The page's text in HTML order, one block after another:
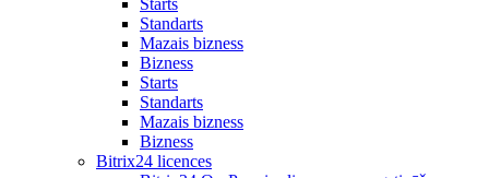
Standarts
Mazais bizness
Bizness
Starts
Standarts
Mazais bizness
Bizness
Bitrix24 licences